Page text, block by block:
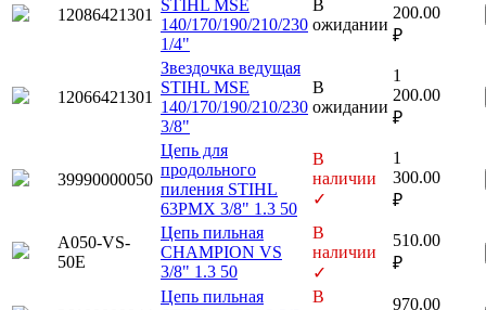
12086421301
STIHL MSE
140/170/190/210/230
1/4"
В
ожидании
200.00
₽
12066421301
Звездочка ведущая
STIHL MSE
140/170/190/210/230
3/8"
В
ожидании
1
200.00
₽
39990000050
Цепь для
продольного
пиления STIHL
63PMX 3/8" 1.3 50
В
наличии
✓
1
300.00
₽
A050-VS-
50E
Цепь пильная
CHAMPION VS
3/8" 1.3 50
В
наличии
✓
510.00
₽
Цепь пильная
В
970.00